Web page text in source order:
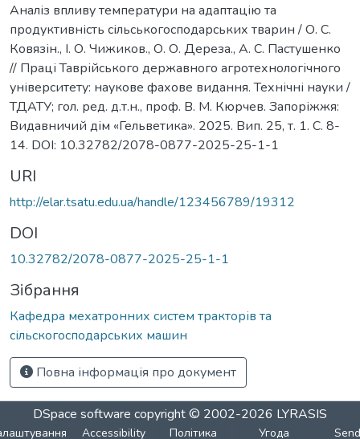
Аналіз впливу температури на адаптацію та
продуктивність сільськогосподарських тварин / О. С.
Ковязін., І. О. Чижиков., О. О. Дереза., А. С. Пастушенко
// Праці Таврійського державного агротехнологічного
університету: наукове фахове видання. Технічні науки /
ТДАТУ; гол. ред. д.т.н., проф. В. М. Кюрчев. Запоріжжя:
Видавничий дім «Гельветика». 2025. Вип. 25, т. 1. С. 8-
14. DOI: 10.32782/2078-0877-2025-25-1-1
URI
http://elar.tsatu.edu.ua/handle/123456789/19312
DOI
10.32782/2078-0877-2025-25-1-1
Зібрання
Кафедра мехатронних систем тракторів та
сільскогосподарських машин
Повна інформація про документ
DSpace software copyright © 2002-2026 LYRASIS
Accessibility Політика Угода Send